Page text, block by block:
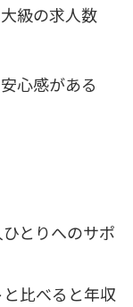
級の求人数
心感がある
とりへのサポ
比べると年収